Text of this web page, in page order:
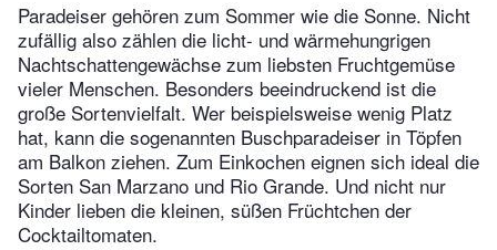
Paradeiser gehören zum Sommer wie die Sonne. Nicht
zufällig also zählen die licht- und wärmehungrigen
Nachtschattengewächse zum liebsten Fruchtgemüse
vieler Menschen. Besonders beeindruckend ist die
große Sortenvielfalt. Wer beispielsweise wenig Platz
hat, kann die sogenannten Buschparadeiser in Töpfen
am Balkon ziehen. Zum Einkochen eignen sich ideal die
Sorten San Marzano und Rio Grande. Und nicht nur
Kinder lieben die kleinen, süßen Früchtchen der
Cocktailtomaten.